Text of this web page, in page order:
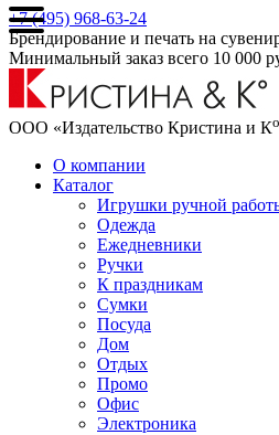
+7 (495) 968-63-24
Брендирование и печать на
Минимальный заказ всего 10 000
ООО «Издательство Кристина и Ко
О компании
Каталог
Игрушки ручной
Одежда
Ежедневники
Ручки
К праздникам
Сумки
Посуда
Дом
Отдых
Промо
Офис
Электроника